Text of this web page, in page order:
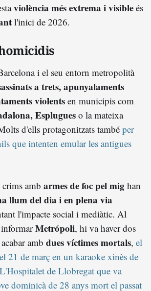
violència més extrema i visible és
l'inici de 2026.
i el seu entorn metropolità
a trets, apunyalaments
violents en municipis com
Esplugues o la mateixa
d'ells protagonitzats també per
que intenten emular les antigues
amb armes de foc pel mig han
llum del dia i en plena via
l'impacte social i mediàtic. Al
Metrópoli, hi va haver dos
amb dues víctimes mortals, el
21 de març en un karaoke xinès de
L'Hospitalet de Llobregat que va
dominicà de 28 anys mort el passat